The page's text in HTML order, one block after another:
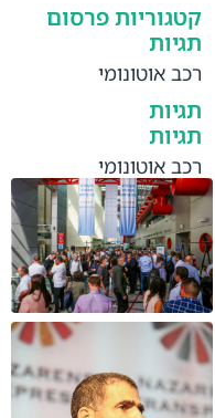
קטגוריות פרסום
תגיות
רכב אוטונומי
תגיות
תגיות
רכב אוטונומי